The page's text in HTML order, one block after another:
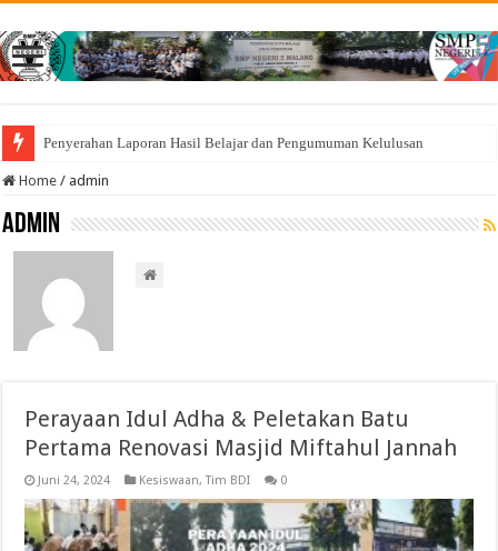
Penyerahan Laporan Hasil Belajar dan Pengumuman Kelulusan
Home / admin
admin
Perayaan Idul Adha & Peletakan Batu
Pertama Renovasi Masjid Miftahul Jannah
Juni 24, 2024 Kesiswaan,Tim BDI 0